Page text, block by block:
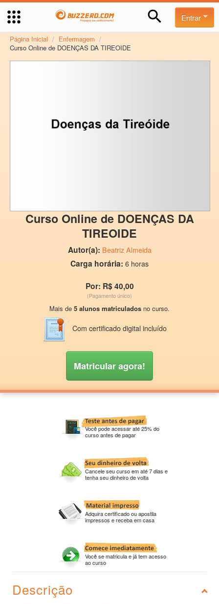
Entrar
Página Inicial / Enfermagem /
Curso Online de DOENÇAS DA TIREOIDE
Curso Online de DOENÇAS DA
TIREOIDE
Autor(a): Beatriz Almeida
Carga horária: 6 horas
Por: R$ 40,00
(Pagamento único)
Mais de 5 alunos matriculados no curso.
Com certificado digital incluído
Matricular agora!
Você pode acessar até 25% do
curso antes de pagar
Cancele seu curso em até 7 dias e
tenha seu dinheiro de volta
Adquira certificado ou apostila
impressos e receba em casa
Você se matricula e já tem acesso
ao curso
Descrição